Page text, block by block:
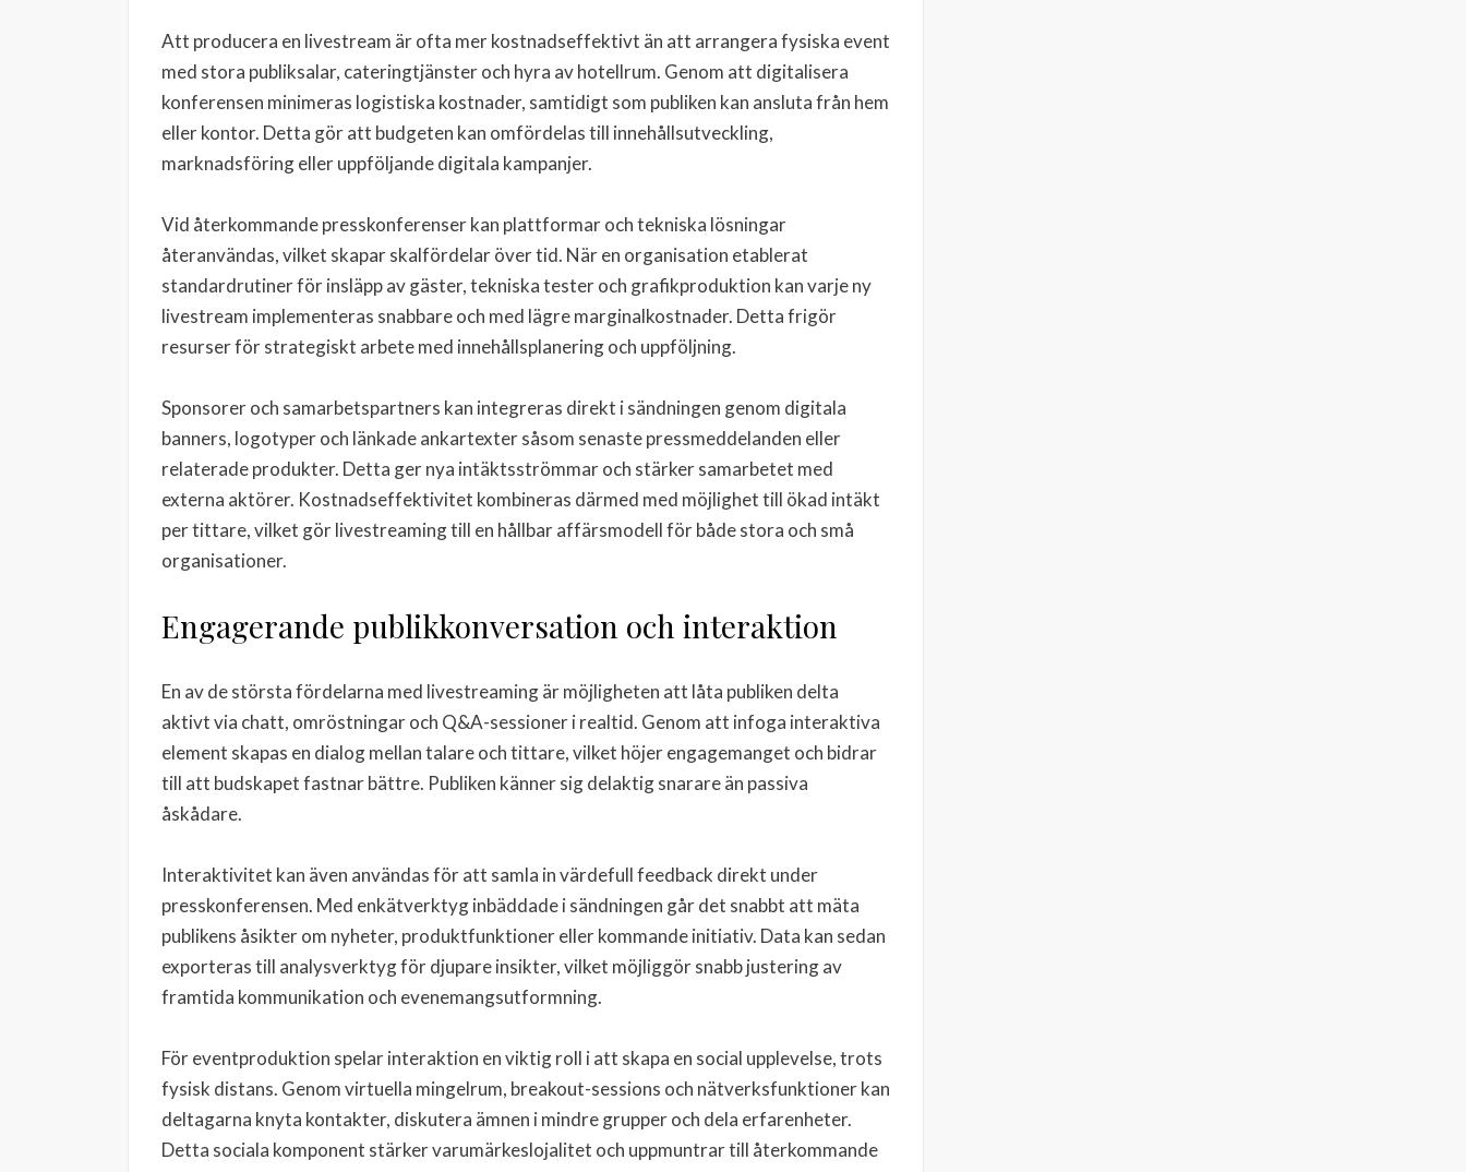
Att producera en livestream är ofta mer kostnadseffektivt än att arrangera fysiska event
med stora publiksalar, cateringtjänster och hyra av hotellrum. Genom att digitalisera
konferensen minimeras logistiska kostnader, samtidigt som publiken kan ansluta från hem
eller kontor. Detta gör att budgeten kan omfördelas till innehållsutveckling,
marknadsföring eller uppföljande digitala kampanjer.
Vid återkommande presskonferenser kan plattformar och tekniska lösningar
återanvändas, vilket skapar skalfördelar över tid. När en organisation etablerat
standardrutiner för insläpp av gäster, tekniska tester och grafikproduktion kan varje ny
livestream implementeras snabbare och med lägre marginalkostnader. Detta frigör
resurser för strategiskt arbete med innehållsplanering och uppföljning.
Sponsorer och samarbetspartners kan integreras direkt i sändningen genom digitala
banners, logotyper och länkade ankartexter såsom senaste pressmeddelanden eller
relaterade produkter. Detta ger nya intäktsströmmar och stärker samarbetet med
externa aktörer. Kostnadseffektivitet kombineras därmed med möjlighet till ökad intäkt
per tittare, vilket gör livestreaming till en hållbar affärsmodell för både stora och små
organisationer.
Engagerande publikkonversation och interaktion
En av de största fördelarna med livestreaming är möjligheten att låta publiken delta
aktivt via chatt, omröstningar och Q&A-sessioner i realtid. Genom att infoga interaktiva
element skapas en dialog mellan talare och tittare, vilket höjer engagemanget och bidrar
till att budskapet fastnar bättre. Publiken känner sig delaktig snarare än passiva
åskådare.
Interaktivitet kan även användas för att samla in värdefull feedback direkt under
presskonferensen. Med enkätverktyg inbäddade i sändningen går det snabbt att mäta
publikens åsikter om nyheter, produktfunktioner eller kommande initiativ. Data kan sedan
exporteras till analysverktyg för djupare insikter, vilket möjliggör snabb justering av
framtida kommunikation och evenemangsutformning.
För eventproduktion spelar interaktion en viktig roll i att skapa en social upplevelse, trots
fysisk distans. Genom virtuella mingelrum, breakout-sessions och nätverksfunktioner kan
deltagarna knyta kontakter, diskutera ämnen i mindre grupper och dela erfarenheter.
Detta sociala komponent stärker varumärkeslojalitet och uppmuntrar till återkommande